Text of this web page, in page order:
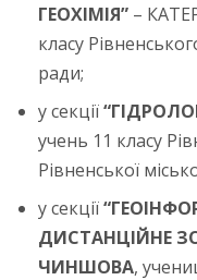
ГЕОХІМІЯ” –
класу
ради;
у секції
учень 11 класу
Рівненської
у секції
ДИСТАНЦІЙНЕ
ЧИНШОВА,